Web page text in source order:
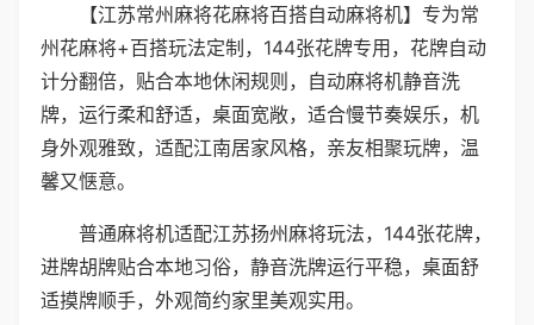
【江苏常州麻将花麻将百搭自动麻将机】专为常
州花麻将+百搭玩法定制，144张花牌专用，花牌自动
计分翻倍，贴合本地休闲规则，自动麻将机静音洗
牌，运行柔和舒适，桌面宽敞，适合慢节奏娱乐，机
身外观雅致，适配江南居家风格，亲友相聚玩牌，温
馨又惬意。
普通麻将机适配江苏扬州麻将玩法，144张花牌，
进牌胡牌贴合本地习俗，静音洗牌运行平稳，桌面舒
适摸牌顺手，外观简约家里美观实用。